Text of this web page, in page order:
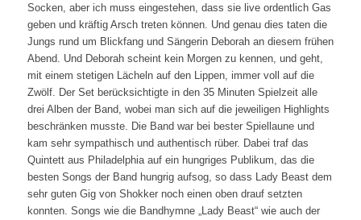
Socken, aber ich muss eingestehen, dass sie live ordentlich Gas
geben und kräftig Arsch treten können. Und genau dies taten die
Jungs rund um Blickfang und Sängerin Deborah an diesem frühen
Abend. Und Deborah scheint kein Morgen zu kennen, und geht,
mit einem stetigen Lächeln auf den Lippen, immer voll auf die
Zwölf. Der Set berücksichtigte in den 35 Minuten Spielzeit alle
drei Alben der Band, wobei man sich auf die jeweiligen Highlights
beschränken musste. Die Band war bei bester Spiellaune und
kam sehr sympathisch und authentisch rüber. Dabei traf das
Quintett aus Philadelphia auf ein hungriges Publikum, das die
besten Songs der Band hungrig aufsog, so dass Lady Beast dem
sehr guten Gig von Shokker noch einen oben drauf setzten
konnten. Songs wie die Bandhymne „Lady Beast“ wie auch der